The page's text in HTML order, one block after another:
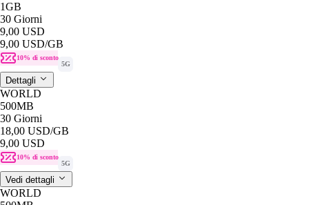
1GB
30 Giorni
9,00 USD
9,00 USD/GB
10% di sconto
5G
Dettagli
WORLD
500MB
30 Giorni
18,00 USD/GB
9,00 USD
10% di sconto
5G
Vedi dettagli
WORLD